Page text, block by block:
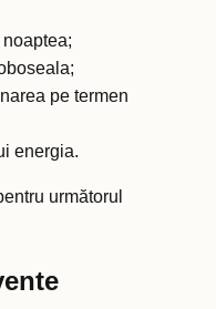
pe termen
energia.
următorul